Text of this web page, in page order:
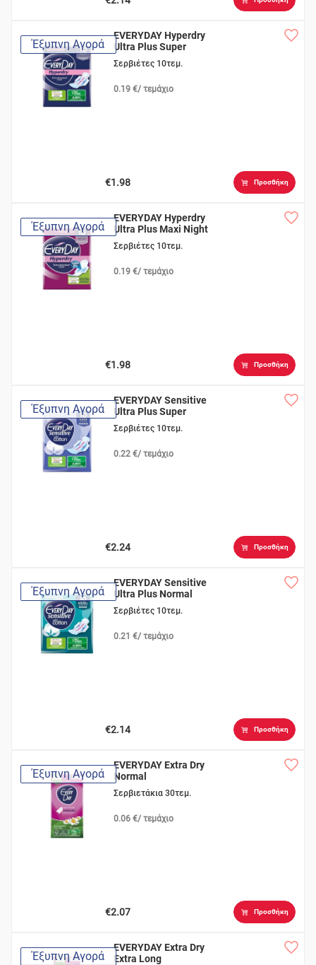
Έξυπνη Αγορά
EVERYDAY Hyperdry
Ultra Plus Super
Σερβιέτες 10τεμ.
0.19 €/ τεμάχιο
€1.98 Προσθήκη
Έξυπνη Αγορά
EVERYDAY Hyperdry
Ultra Plus Maxi Night
Σερβιέτες 10τεμ.
0.19 €/ τεμάχιο
€1.98 Προσθήκη
Έξυπνη Αγορά
EVERYDAY Sensitive
Ultra Plus Super
Σερβιέτες 10τεμ.
0.22 €/ τεμάχιο
€2.24 Προσθήκη
Έξυπνη Αγορά
EVERYDAY Sensitive
Ultra Plus Normal
Σερβιέτες 10τεμ.
0.21 €/ τεμάχιο
€2.14 Προσθήκη
Έξυπνη Αγορά
EVERYDAY Extra Dry
Normal
Σερβιετάκια 30τεμ.
0.06 €/ τεμάχιο
€2.07 Προσθήκη
Έξυπνη Αγορά
EVERYDAY Extra Dry
Extra Long